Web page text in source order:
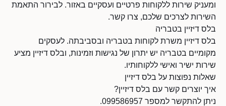
ומעניק שירות ללקוחות פרטיים ועסקיים באזור. לבירור התאמת
השירות לצרכים שלכם, צרו קשר.
בלס דיזיין בטבריה
בלס דיזיין משרת לקוחות בטבריה ובסביבתה. לעסקים
מקומיים בטבריה יש יתרון של נגישות וזמינות, ובלס דיזיין מציע
שירות ישיר ואישי ללקוחותיו.
שאלות נפוצות על בלס דיזיין
איך יוצרים קשר עם בלס דיזיין?
ניתן להתקשר למספר 099586957.